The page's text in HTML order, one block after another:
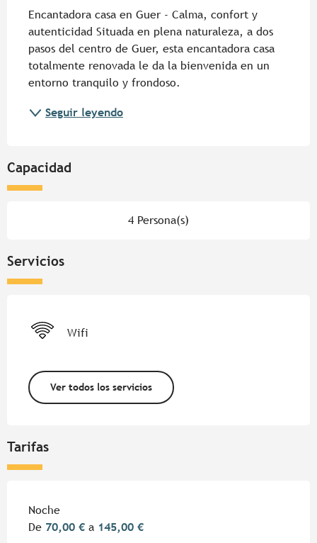
Encantadora casa en Guer - Calma, confort y
autenticidad Situada en plena naturaleza, a dos
pasos del centro de Guer, esta encantadora casa
totalmente renovada le da la bienvenida en un
entorno tranquilo y frondoso.
Seguir leyendo
Capacidad
4 Persona(s)
Servicios
Wifi
Ver todos los servicios
Tarifas
Tarifas 2026
Noche
De 70,00 € a 145,00 €